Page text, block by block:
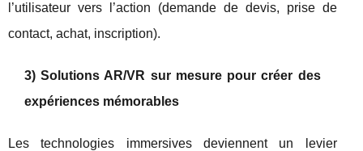
l’utilisateur vers l’action (demande de devis, prise de
contact, achat, inscription).
3) Solutions AR/VR sur mesure pour créer des
expériences mémorables
Les technologies immersives deviennent un levier